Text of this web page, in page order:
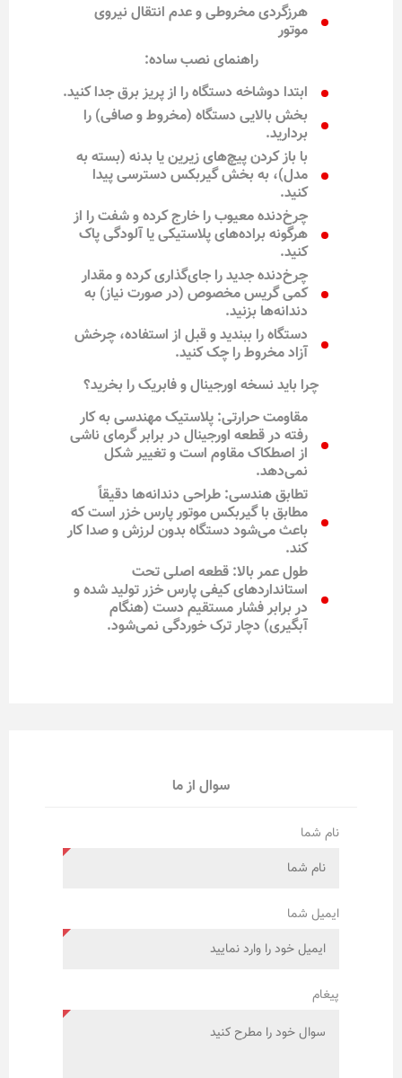
هرزگردی مخروطی و عدم انتقال نیروی
موتور
راهنمای نصب ساده:
ابتدا دوشاخه دستگاه را از پریز برق جدا کنید.
بخش بالایی دستگاه (مخروط و صافی) را
بردارید.
با باز کردن پیچ‌های زیرین یا بدنه (بسته به
مدل)، به بخش گیربکس دسترسی پیدا
کنید.
چرخ‌دنده معیوب را خارج کرده و شفت را از
هرگونه براده‌های پلاستیکی یا آلودگی پاک
کنید.
چرخ‌دنده جدید را جای‌گذاری کرده و مقدار
کمی گریس مخصوص (در صورت نیاز) به
دندانه‌ها بزنید.
دستگاه را ببندید و قبل از استفاده، چرخش
آزاد مخروط را چک کنید.
چرا باید نسخه اورجینال و فابریک را بخرید؟
مقاومت حرارتی: پلاستیک مهندسی به کار
رفته در قطعه اورجینال در برابر گرمای ناشی
از اصطکاک مقاوم است و تغییر شکل
نمی‌دهد.
تطابق هندسی: طراحی دندانه‌ها دقیقاً
مطابق با گیربکس موتور پارس خزر است که
باعث می‌شود دستگاه بدون لرزش و صدا کار
کند.
طول عمر بالا: قطعه اصلی تحت
استانداردهای کیفی پارس خزر تولید شده و
در برابر فشار مستقیم دست (هنگام
آبگیری) دچار ترک خوردگی نمی‌شود.
سوال از ما
نام شما
ایمیل شما
پیغام